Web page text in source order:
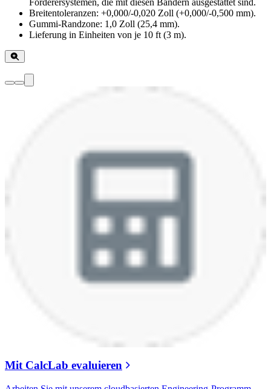
Förderersystemen, die mit diesen Bändern ausgestattet sind.
Breitentoleranzen: +0,000/-0,020 Zoll (+0,000/-0,500 mm).
Gummi-Randzone: 1,0 Zoll (25,4 mm).
Lieferung in Einheiten von je 10 ft (3 m).
Mit CalcLab evaluieren